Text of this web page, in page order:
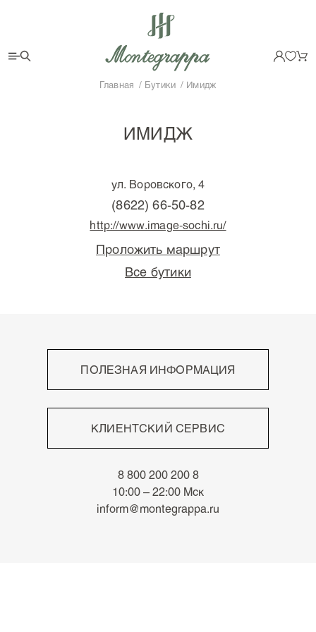
Главная Бутики Имидж
ИМИДЖ
ул. Воровского, 4
(8622) 66-50-82
http://www.image-sochi.ru/
Проложить маршрут
Все бутики
ПОЛЕЗНАЯ ИНФОРМАЦИЯ
Высокое мастерство
Непревзойдённый письменный опыт
Архив
Новости
КЛИЕНТСКИЙ СЕРВИС
Доставка
Возврат
Часто задаваемые вопросы
8 800 200 200 8
10:00 – 22:00 Мск
inform@montegrappa.ru